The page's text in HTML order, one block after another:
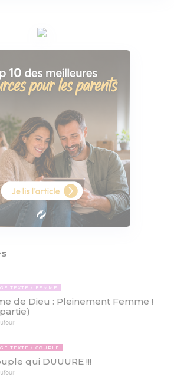
TEXTE FEMME
de Dieu : Pleinement Femme !
TEXTE COUPLE
qui DUUURE !!!